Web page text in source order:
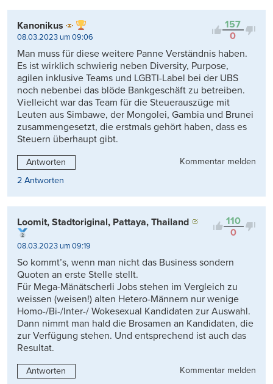
Kontrovers
157
0
Kanonikus
08.03.2023 um 09:06
Man muss für diese weitere Panne Verständnis haben.
Es ist wirklich schwierig neben Diversity, Purpose,
agilen inklusive Teams und LGBTI-Label bei der UBS
noch nebenbei das blöde Bankgeschäft zu betreiben.
Vielleicht war das Team für die Steuerauszüge mit
Leuten aus Simbawe, der Mongolei, Gambia und Brunei
zusammengesetzt, die erstmals gehört haben, dass es
Steuern überhaupt gibt.
Antworten
Kommentar melden
2 Antworten
110
0
Loomit, Stadtoriginal, Pattaya, Thailand
08.03.2023 um 09:19
So kommt’s, wenn man nicht das Business sondern
Quoten an erste Stelle stellt.
Für Mega-Mänätscherli Jobs stehen im Vergleich zu
weissen (weisen!) alten Hetero-Männern nur wenige
Homo-/Bi-/Inter-/ Wokesexual Kandidaten zur Auswahl.
Dann nimmt man hald die Brosamen an Kandidaten, die
zur Verfügung stehen. Und entsprechend ist auch das
Resultat.
Antworten Kommentar melden